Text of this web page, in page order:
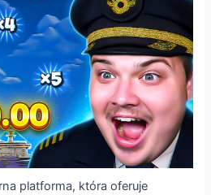
platforma, która oferuje